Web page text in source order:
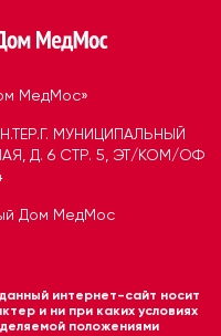
МедМос»
МУНИЦИПАЛЬНЫЙ
Д. 6 СТР. 5, ЭТ/КОМ/ОФ
Дом МедМос
интернет-сайт носит
и ни при каких условиях
положениями